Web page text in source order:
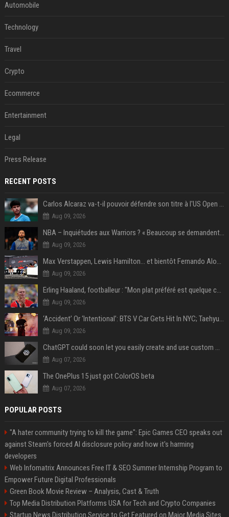
Automobile
Technology
Travel
Crypto
Ecommerce
Entertainment
Legal
Press Release
RECENT POSTS
Carlos Alcaraz va-t-il pouvoir défendre son titre à l'US Open ? Steve Johnson répond
Aug 09, 2026
NBA – Inquiétudes aux Warriors ? « Beaucoup se demandent si l’état d’esprit de Stephen Curry pourrait évoluer »
Aug 09, 2026
Max Verstappen, Lewis Hamilton… et bientôt Fernando Alonso ? Le classement des pilotes les mieux payés en Formule 1 risque de changer !
Aug 09, 2026
Erling Haaland, footballeur : "Mon plat préféré est quelque chose que je ne peux presque jamais manger. Mais je dois l'avouer, j'adore ça"
Aug 09, 2026
‘Accident’ Or ‘Intentional’: BTS V Car Gets Hit In NYC; Taehyung's Road Accident Sparks Concern Among Fans
Aug 09, 2026
ChatGPT could soon let you easily create and use custom WhatsApp stickers
Aug 07, 2026
The OnePlus 15 just got ColorOS beta
Aug 07, 2026
POPULAR POSTS
"A hater community trying to kill the game": Epic Games CEO speaks out
against Steam's forced AI disclosure policy and how it's harming
developers
Web Infomatrix Announces Free IT & SEO Summer Internship Program to
Empower Future Digital Professionals
Green Book Movie Review – Analysis, Cast & Truth
Top Media Distribution Platforms USA for Tech and Crypto Companies
Startup News Distribution Service to Get Featured on Major Media Sites